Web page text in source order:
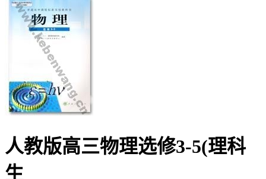
人教版高三物理选修3-5(理科
生